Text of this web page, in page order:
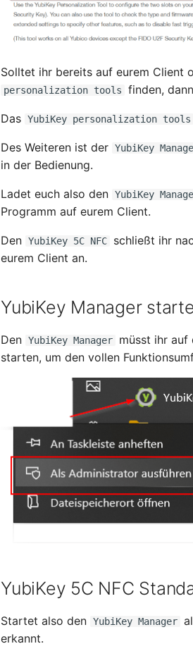
Solltet ihr bereits auf eurem Client
personalization tools
finden,
Das YubiKey personalization tools
Des Weiteren ist der YubiKey
in der Bedienung.
Ladet euch also den YubiKey
Programm auf eurem Client.
Den YubiKey 5C NFC
schließt ihr
eurem Client an.
YubiKey Manager
Den YubiKey Manager müsst ihr auf
starten, um den vollen
YubiKey 5C NFC
Startet also den YubiKey Manager
erkannt.